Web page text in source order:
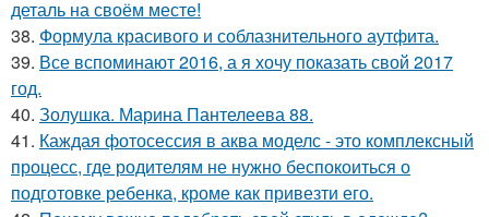
деталь на своём месте!
38. Формула красивого и соблазнительного аутфита.
39. Все вспоминают 2016, а я хочу показать свой 2017
год.
40. Золушка. Марина Пантелеева 88.
41. Каждая фотосессия в аква моделс - это комплексный
процесс, где родителям не нужно беспокоиться о
подготовке ребенка, кроме как привезти его.